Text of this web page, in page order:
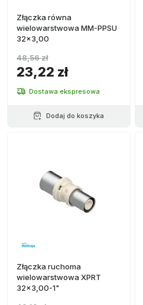
Złączka równa
wielowarstwowa MM-PPSU
32x3,00
23,22 zł
48,56 zł
Dostawa ekspresowa
Dodaj do koszyka
Złączka ruchoma
wielowarstwowa XPRT
32x3,00-1"